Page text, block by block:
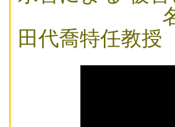
名古屋大
田代喬特任教授